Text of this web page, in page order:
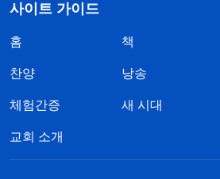
사이트 가이드
홈 책
찬양 낭송
체험간증 새 시대
교회 소개